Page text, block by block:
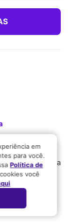
e poliglota
proporcionar
pessoais.
em
para você.
Política de
você